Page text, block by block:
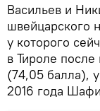
Васильев и
швейцарского
у которого
в Тироле
(74,05 балла),
2016 года